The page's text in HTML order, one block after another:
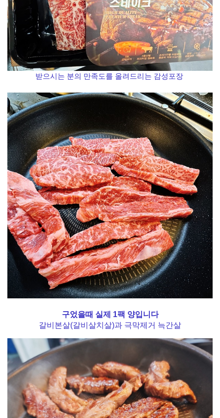
받으시는 분의 만족도를 올려드리는 감성포장
구었을때 실제 1팩 양입니다
갈비본살(갈비살치살)과 극막제거 늑간살